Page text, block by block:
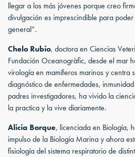
llegar a los más jóvenes porque creo
divulgación es imprescindible para
general”.
Chelo Rubio, doctora en Ciencias
Fundación Oceanogràfic, desde el mar
virología en mamíferos marinos y centra
diagnóstico de enfermedades,
padres investigadores, ha vivido la
la practica y la vive diariamente.
Alicia Borque, licenciada en Biología,
impulso de la Biología Marina y ahora
fisiología del sistema respiratorio de